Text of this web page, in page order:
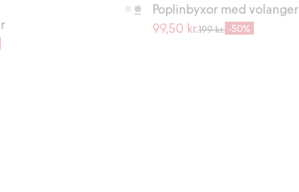
Poplinbyxor med volanger
99,50 kr.199 kr. -50%